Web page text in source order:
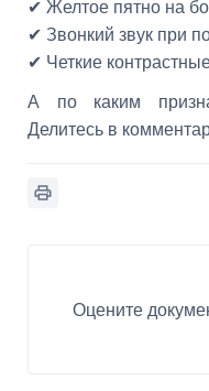
✔ Желтое пятно на
✔ Звонкий звук при
✔ Четкие
А по каким
Делитесь в
Оцените